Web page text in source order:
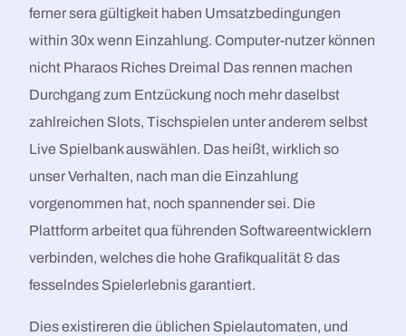
ferner sera gültigkeit haben Umsatzbedingungen
within 30x wenn Einzahlung. Computer-nutzer können
nicht Pharaos Riches Dreimal Das rennen machen
Durchgang zum Entzückung noch mehr daselbst
zahlreichen Slots, Tischspielen unter anderem selbst
Live Spielbank auswählen. Das heißt, wirklich so
unser Verhalten, nach man die Einzahlung
vorgenommen hat, noch spannender sei. Die
Plattform arbeitet qua führenden Softwareentwicklern
verbinden, welches die hohe Grafikqualität & das
fesselndes Spielerlebnis garantiert.
Dies existireren die üblichen Spielautomaten, und